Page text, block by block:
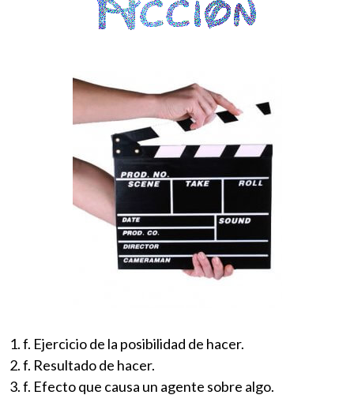
1. f. Ejercicio de la posibilidad de hacer.
2. f. Resultado de hacer.
3. f. Efecto que causa un agente sobre algo.